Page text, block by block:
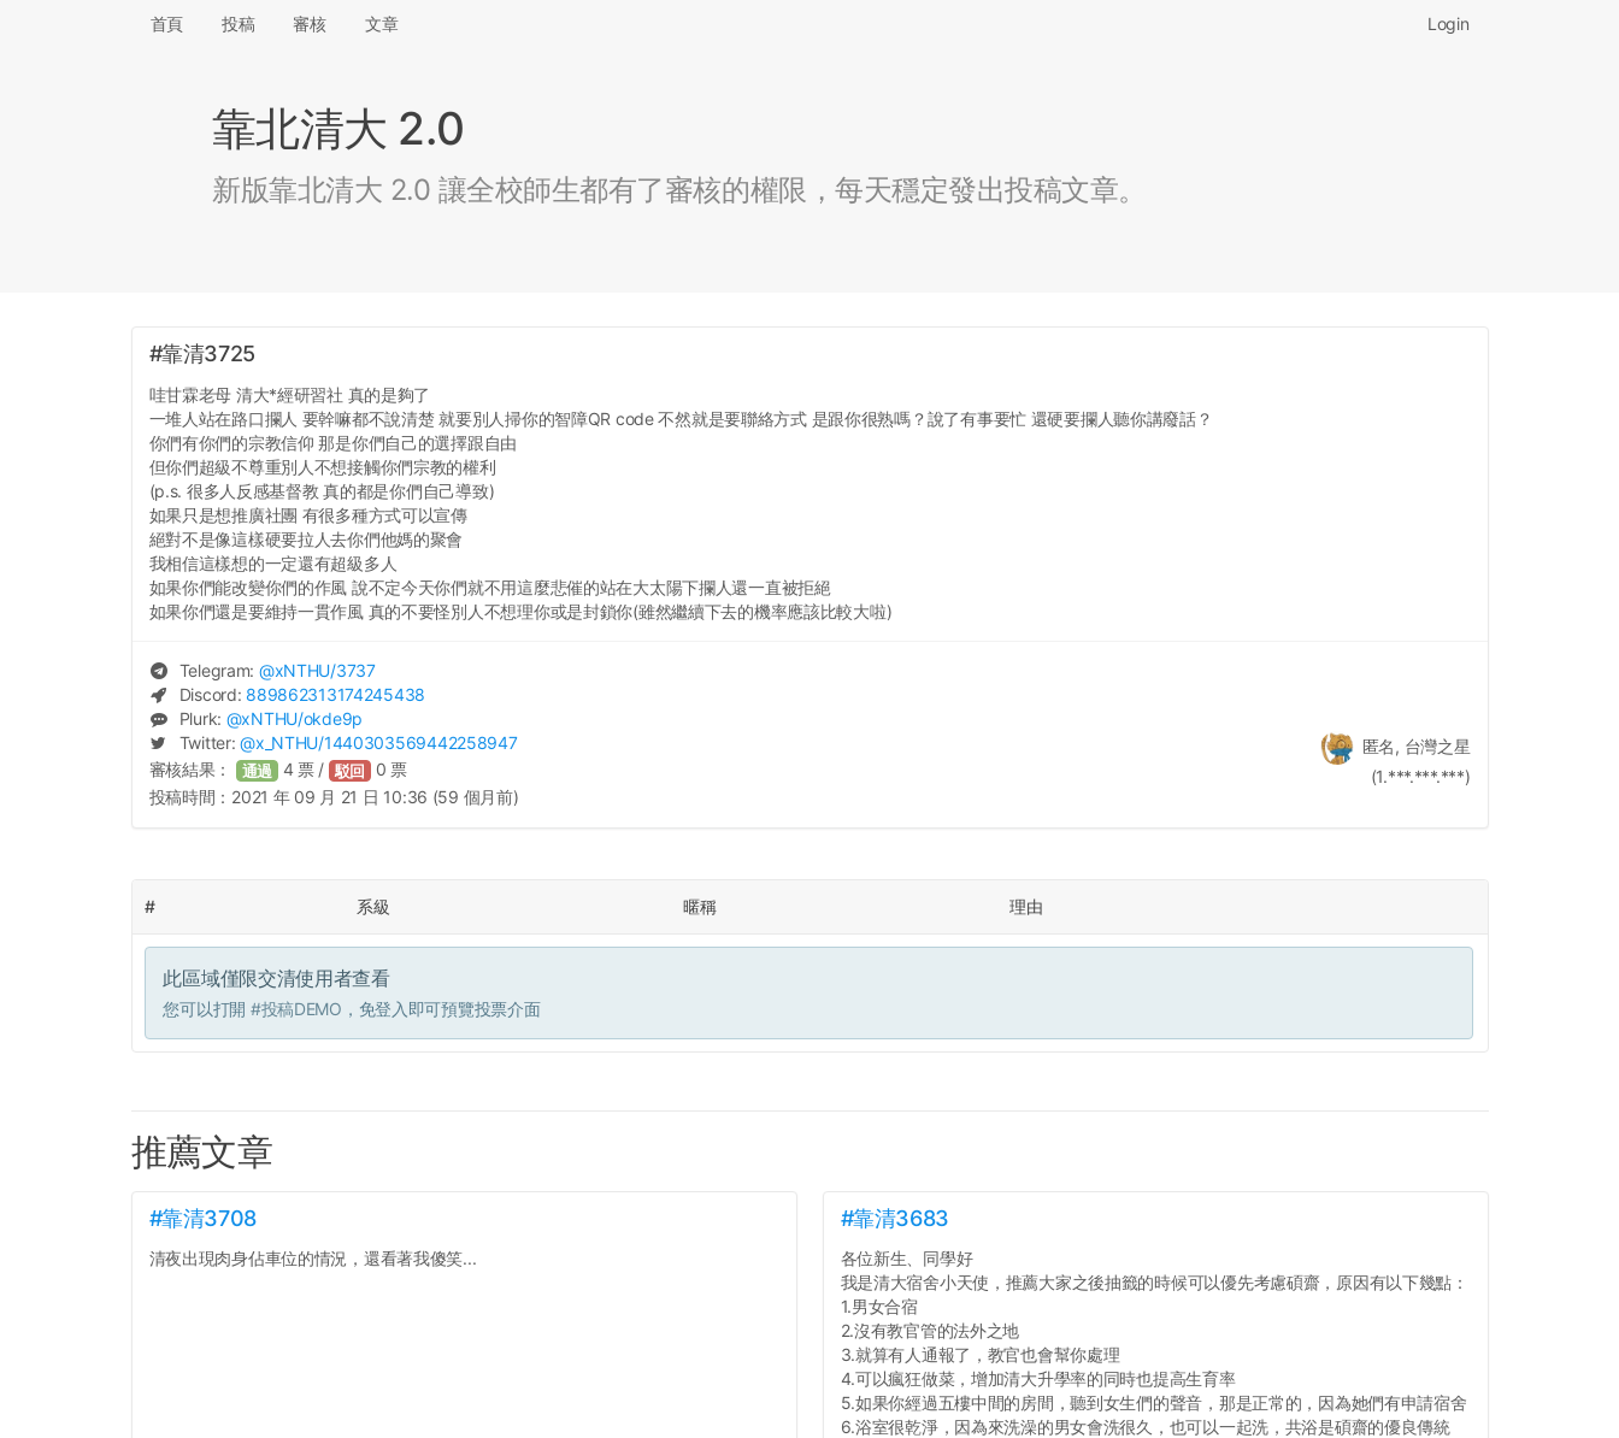
首頁 投稿 審核 文章 Login
靠北清大 2.0
新版靠北清大 2.0 讓全校師生都有了審核的權限，每天穩定發出投稿文章。
#靠清3725
哇甘霖老母 清大*經研習社 真的是夠了
一堆人站在路口攔人 要幹嘛都不說清楚 就要別人掃你的智障QR code 不然就是要聯絡方式 是跟你很熟嗎？說了有事要忙 還硬要攔人聽你講廢話？
你們有你們的宗教信仰 那是你們自己的選擇跟自由
但你們超級不尊重別人不想接觸你們宗教的權利
(p.s. 很多人反感基督教 真的都是你們自己導致)
如果只是想推廣社團 有很多種方式可以宣傳
絕對不是像這樣硬要拉人去你們他媽的聚會
我相信這樣想的一定還有超級多人
如果你們能改變你們的作風 說不定今天你們就不用這麼悲催的站在大太陽下攔人還一直被拒絕
如果你們還是要維持一貫作風 真的不要怪別人不想理你或是封鎖你(雖然繼續下去的機率應該比較大啦)
Telegram: @xNTHU/3737
Discord: 889862313174245438
Plurk: @xNTHU/okde9p
Twitter:@x_NTHU/1440303569442258947
匿名, 台灣之星
(1.***.***.***)
審核結果： 通過 4票 / 駁回 0 票
投稿時間： 2021 年 09 月 21 日 10:36 (59 個月前)
# 系級 暱稱 理由
此區域僅限交清使用者查看
您可以打開 #投稿DEMO ，免登入即可預覽投票介面
推薦文章
#靠清3708
清夜出現肉身佔車位的情況，還看著我傻笑...
#靠清3683
各位新生、同學好
我是清大宿舍小天使，推薦大家之後抽籤的時候可以優先考慮碩齋，原因有以下幾點：
1.男女合宿
2.沒有教官管的法外之地
3.就算有人通報了，教官也會幫你處理
4.可以瘋狂做菜，增加清大升學率的同時也提高生育率
5.如果你經過五樓中間的房間，聽到女生們的聲音，那是正常的，因為她們有申請宿舍
6.浴室很乾淨，因為來洗澡的男女會洗很久，也可以一起洗，共浴是碩齋的優良傳統